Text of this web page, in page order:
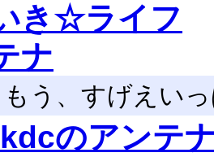
き☆ライフ
ナ
う、すげえい
のアンテ